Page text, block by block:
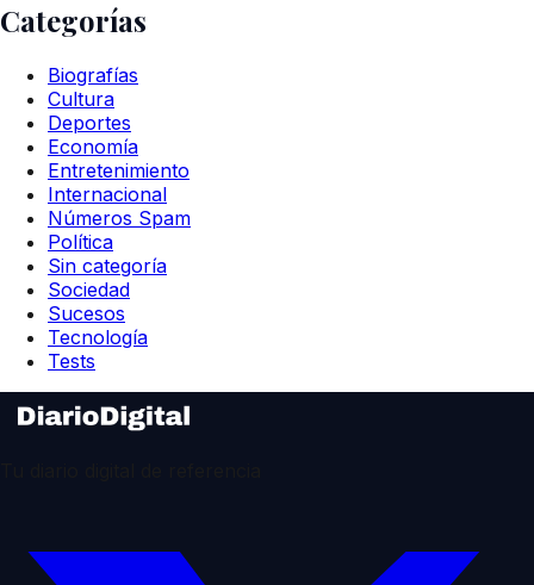
Categorías
Biografías
Cultura
Deportes
Economía
Entretenimiento
Internacional
Números Spam
Política
Sin categoría
Sociedad
Sucesos
Tecnología
Tests